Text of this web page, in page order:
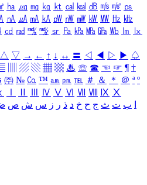
㏊ ㎍ ㎎ ㎏ ㏏ ㎈ ㎉ ㏈ ㎧ ㎨ ㎰
㎁ ㎂ ㎃ ㎄ ㎺ ㎻ ㎽ ㎾ ㎿ ㎐ ㎑
㏅ ㎭ ㎮ ㎯ ㏛ ㎩ ㎪ ㎫ ㎬ ㏝ ㏐
㏓
△ ▽ → ← ↑ ↓ ↔ 〓 ◁ ◀ ▷ ▶ ♤
▨ ▧ ▦ ▩ ♨ ☏ ☎ ☜ ☞ ¶ †
㈜ № ㏇ ™ ㏂ ㏘ ℡ ＃ ＆ ＊ ＠ ª º
Ⅳ Ⅴ Ⅵ Ⅶ Ⅷ Ⅸ Ⅹ
ب ت ث ج ح خ د ذ ر ز س ش ص